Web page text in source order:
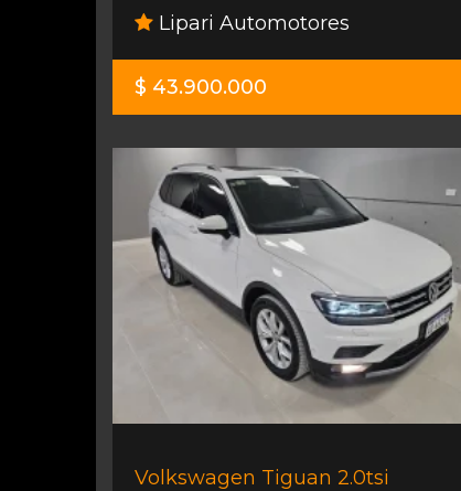
Lipari Automotores
$ 43.900.000
Volkswagen Tiguan 2.0tsi